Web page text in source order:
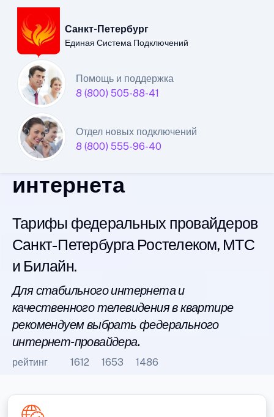
Санкт-Петербург
Единая Система Подключений
Помощь и поддержка
8 (800) 505-88-41
Отдел новых подключений
8 (800) 555-96-40
Санкт-Петербургский
филиал
Единой Системы
Подключений
интернета
Тарифы федеральных провайдеров
Санкт-Петербурга Ростелеком, МТС
и Билайн.
Для стабильного интернета и
качественного телевидения в квартире
рекомендуем выбрать федерального
интернет-провайдера.
рейтинг 1612 1653 1486